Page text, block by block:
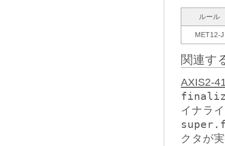
ルール
MET12-J
関連す
AXIS2-
イナラ
クタが